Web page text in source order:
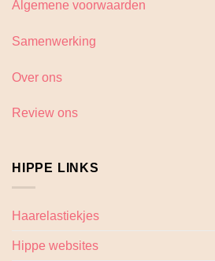
Algemene voorwaarden
Samenwerking
Over ons
Review ons
HIPPE LINKS
Haarelastiekjes
Hippe websites